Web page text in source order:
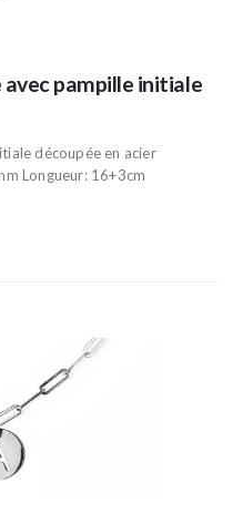
pampille initiale
découpée en acier
Longueur: 16+3cm